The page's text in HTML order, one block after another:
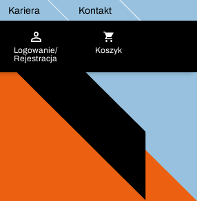
Kariera Kontakt
Logowanie/
Rejestracja
Koszyk